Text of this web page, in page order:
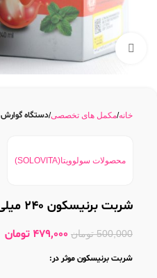
بزرگنمایی تصویر
خانه مکمل های تخصصی دستگاه گوارش
محصولات سولوویتا(SOLOVITA)
شربت برنیسکون 240 میلی لیتر سولوویتا
500,000 تومان 479,000 تومان
شربت برنیسکون موثر در: